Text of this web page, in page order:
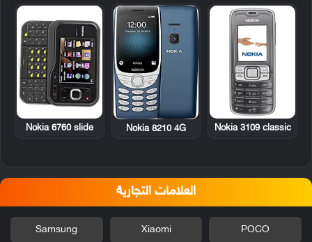
Nokia 3109 classic
Nokia 8210 4G
Nokia 6760 slide
العلامات التجارية
POCO
Xiaomi
Samsung